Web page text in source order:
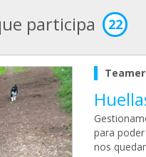
participa 22
para
nos